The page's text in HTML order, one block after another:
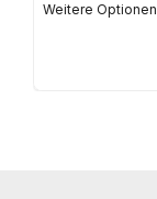
Weitere